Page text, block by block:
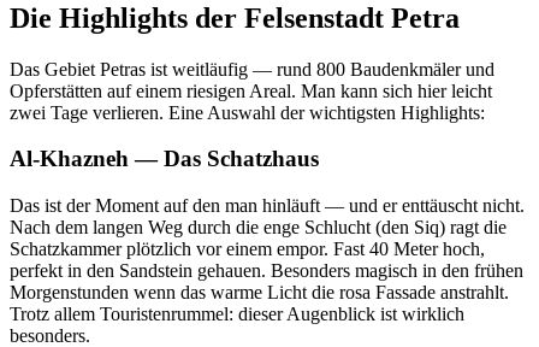
Die Highlights der Felsenstadt Petra
Das Gebiet Petras ist weitläufig — rund 800 Baudenkmäler und
Opferstätten auf einem riesigen Areal. Man kann sich hier leicht
zwei Tage verlieren. Eine Auswahl der wichtigsten Highlights:
Al-Khazneh — Das Schatzhaus
Das ist der Moment auf den man hinläuft — und er enttäuscht nicht.
Nach dem langen Weg durch die enge Schlucht (den Siq) ragt die
Schatzkammer plötzlich vor einem empor. Fast 40 Meter hoch,
perfekt in den Sandstein gehauen. Besonders magisch in den frühen
Morgenstunden wenn das warme Licht die rosa Fassade anstrahlt.
Trotz allem Touristenrummel: dieser Augenblick ist wirklich
besonders.